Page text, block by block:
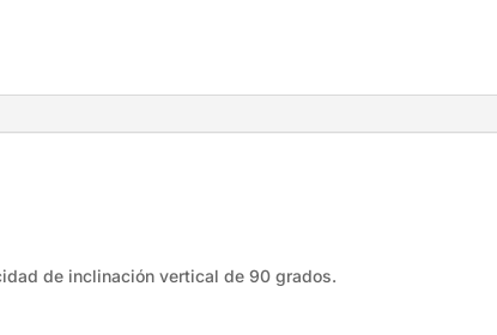
de inclinación vertical de 90 grados.